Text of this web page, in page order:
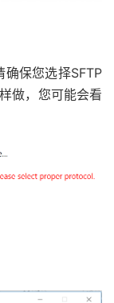
保您选择SFTP
做，您可能会看